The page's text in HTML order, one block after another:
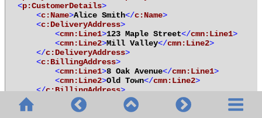
<p:CustomerDetails>
<c:Name>Alice Smith</c:Name>
<c:DeliveryAddress>
<cmn:Line1>123 Maple Street</cmn:Line1>
<cmn:Line2>Mill Valley</cmn:Line2>
</c:DeliveryAddress>
<c:BillingAddress>
<cmn:Line1>8 Oak Avenue</cmn:Line1>
<cmn:Line2>Old Town</cmn:Line2>
</c:BillingAddress>
</p:CustomerDetails
p:Purchase